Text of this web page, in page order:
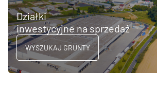
Działki
inwestycyjne na sprzedaż
WYSZUKAJ GRUNTY